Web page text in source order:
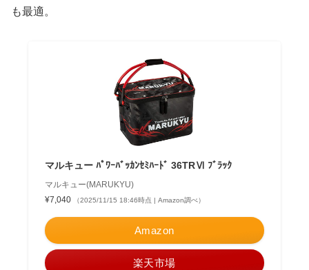
も最適。
マルキュー ﾊﾟﾜｰﾊﾞｯｶﾝｾﾐﾊｰﾄﾞ 36TRⅥ ﾌﾞﾗｯｸ
マルキュー(MARUKYU)
¥7,040
（2025/11/15 18:46時点 | Amazon調べ）
Amazon
楽天市場